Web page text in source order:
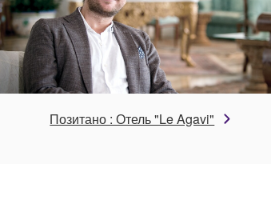
Позитано : Отель "Le Agavi"